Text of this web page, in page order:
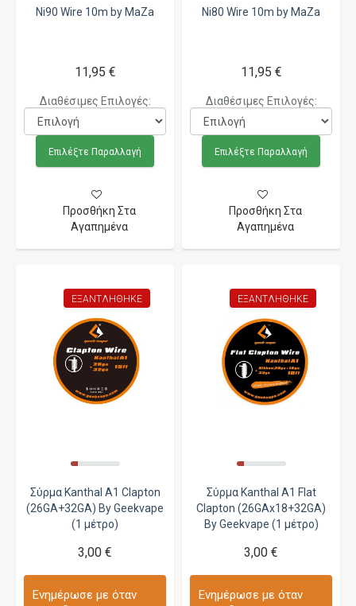
Ni90 Wire 10m by MaZa
11,95 €
Διαθέσιμες Επιλογές:
Επιλέξτε Παραλλαγή
Προσθήκη Στα
Αγαπημένα
Ni80 Wire 10m by MaZa
11,95 €
Διαθέσιμες Επιλογές:
Επιλέξτε Παραλλαγή
Προσθήκη Στα
Αγαπημένα
ΕΞΑΝΤΛΉΘΗΚΕ
Σύρμα Kanthal A1 Clapton
(26GA+32GA) By Geekvape
(1 μέτρο)
3,00 €
Ενημέρωσε με όταν
ΕΞΑΝΤΛΉΘΗΚΕ
Σύρμα Kanthal A1 Flat
Clapton (26GAx18+32GA)
By Geekvape (1 μέτρο)
3,00 €
Ενημέρωσε με όταν